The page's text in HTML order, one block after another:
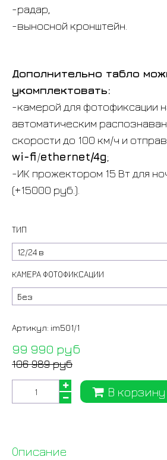
-радар,
-выносной кронштейн.
Дополнительно табло
укомплектовать:
-камерой для фотофиксации
автоматическим
скорости до 100 км/ч и
wi-fi/ethernet/4g;
-ИК прожектором 15 Вт для
(+15000 руб.).
ТИП
КАМЕРА ФОТОФИКСАЦИИ
Артикул: im501/1
99 990 руб
106 989 руб
В корзину
Описание